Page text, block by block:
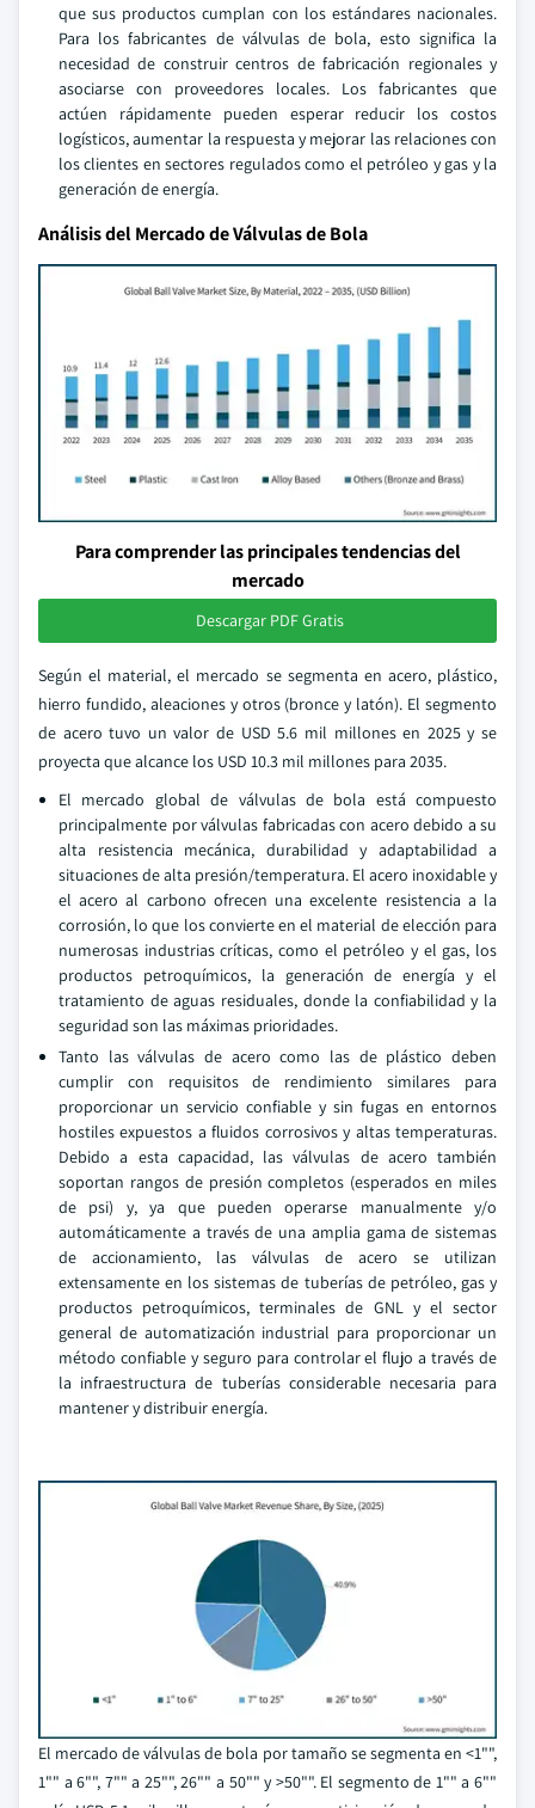
que sus productos cumplan con los estándares nacionales.
Para los fabricantes de válvulas de bola, esto significa la
necesidad de construir centros de fabricación regionales y
asociarse con proveedores locales. Los fabricantes que
actúen rápidamente pueden esperar reducir los costos
logísticos, aumentar la respuesta y mejorar las relaciones con
los clientes en sectores regulados como el petróleo y gas y la
generación de energía.
Análisis del Mercado de Válvulas de Bola
Para comprender las principales tendencias del
mercado
Descargar PDF Gratis
Según el material, el mercado se segmenta en acero, plástico,
hierro fundido, aleaciones y otros (bronce y latón). El segmento
de acero tuvo un valor de USD 5.6 mil millones en 2025 y se
proyecta que alcance los USD 10.3 mil millones para 2035.
El mercado global de válvulas de bola está compuesto
principalmente por válvulas fabricadas con acero debido a su
alta resistencia mecánica, durabilidad y adaptabilidad a
situaciones de alta presión/temperatura. El acero inoxidable y
el acero al carbono ofrecen una excelente resistencia a la
corrosión, lo que los convierte en el material de elección para
numerosas industrias críticas, como el petróleo y el gas, los
productos petroquímicos, la generación de energía y el
tratamiento de aguas residuales, donde la confiabilidad y la
seguridad son las máximas prioridades.
Tanto las válvulas de acero como las de plástico deben
cumplir con requisitos de rendimiento similares para
proporcionar un servicio confiable y sin fugas en entornos
hostiles expuestos a fluidos corrosivos y altas temperaturas.
Debido a esta capacidad, las válvulas de acero también
soportan rangos de presión completos (esperados en miles
de psi) y, ya que pueden operarse manualmente y/o
automáticamente a través de una amplia gama de sistemas
de accionamiento, las válvulas de acero se utilizan
extensamente en los sistemas de tuberías de petróleo, gas y
productos petroquímicos, terminales de GNL y el sector
general de automatización industrial para proporcionar un
método confiable y seguro para controlar el flujo a través de
la infraestructura de tuberías considerable necesaria para
mantener y distribuir energía.
El mercado de válvulas de bola por tamaño se segmenta en <1"",
1"" a 6"", 7"" a 25"", 26"" a 50"" y >50"". El segmento de 1"" a 6""